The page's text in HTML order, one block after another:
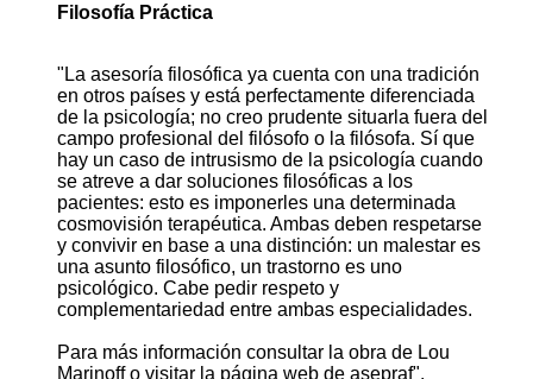
Filosofía Práctica
"La asesoría filosófica ya cuenta con una tradición
en otros países y está perfectamente diferenciada
de la psicología; no creo prudente situarla fuera del
campo profesional del filósofo o la filósofa. Sí que
hay un caso de intrusismo de la psicología cuando
se atreve a dar soluciones filosóficas a los
pacientes: esto es imponerles una determinada
cosmovisión terapéutica. Ambas deben respetarse
y convivir en base a una distinción: un malestar es
una asunto filosófico, un trastorno es uno
psicológico. Cabe pedir respeto y
complementariedad entre ambas especialidades.
Para más información consultar la obra de Lou
Marinoff o visitar la página web de asepraf".